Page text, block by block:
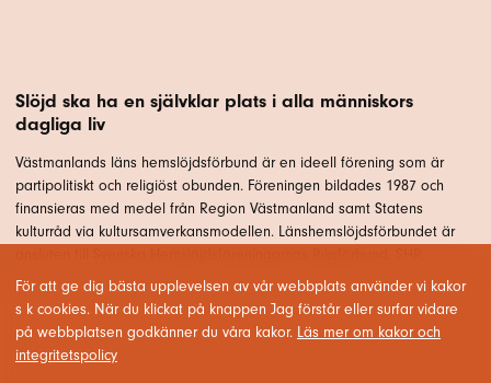
Slöjd ska ha en självklar plats i alla människors
dagliga liv
Västmanlands läns hemslöjdsförbund är en ideell förening som är
partipolitiskt och religiöst obunden. Föreningen bildades 1987 och
finansieras med medel från Region Västmanland samt Statens
kulturråd via kultursamverkansmodellen. Länshemslöjdsförbundet är
För att ge dig bästa upplevelsen av vår webbplats använder vi kakor
s k cookies. När du klickat på knappen Jag förstår eller surfar vidare
på webbplatsen godkänner du våra kakor. Läs mer om kakor och
integritetspolicy